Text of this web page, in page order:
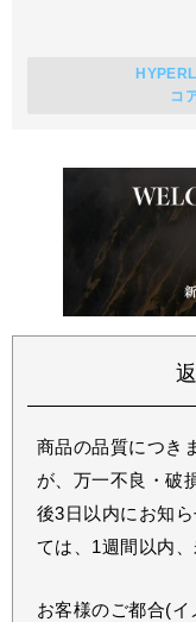
コ
商品の品質につき
が、万一不良・破
後3日以内にお知
ては、1週間以内
お客様のご都合(